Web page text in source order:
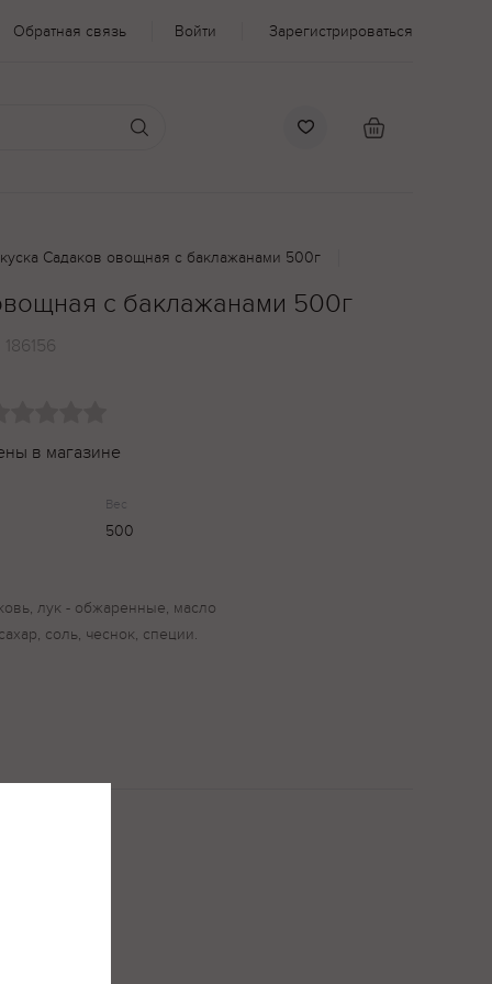
Обратная связь Войти Зарегистрироваться
Садаков овощная с баклажанами 500г
с баклажанами 500г
186156
в магазине
Вес
500
лук - обжаренные, масло
соль, чеснок, специи.